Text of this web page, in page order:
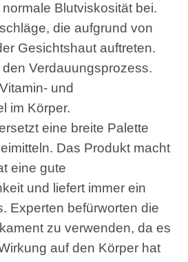
Blutviskosität bei.
die aufgrund von
Gesichtshaut auftreten.
Verdauungsprozess.
und
im Körper.
eine breite Palette
Das Produkt macht
eine gute
und liefert immer ein
Experten befürworten die
zu verwenden, da es
auf den Körper hat